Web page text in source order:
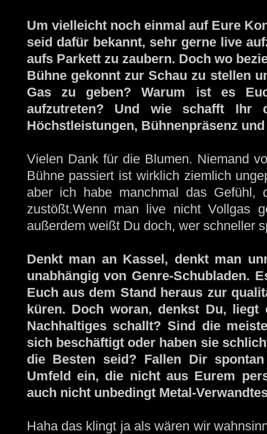
Um vielleicht noch einmal auf Eure
seid dafür bekannt, sehr gerne live
aufs Parkett zu zaubern. Doch wo
Bühne gekonnt zur Schau zu stellen
Gas zu geben? Warum ist es
aufzutreten? Und wie schafft Ihr
Höchstleistungen, Bühnenpräsenz
Vielen Dank für die Blumen. Niemand
Bühne passiert ist wirklich ziemlich
aber ich habe manchmal das Gefühl,
zustößt.Wenn man live nicht Vollgas
außerdem weißt Du doch, wer schneller
Denkt man an Kassel, denkt man
unabhängig von Genre-Schubladen.
Euch aus dem Stand heraus zur
küren. Doch woran, denkst Du,
Nachhaltiges schallt? Sind die
sich beschäftigt oder haben sie
die Besten seid? Fallen Dir
Umfeld ein, die nicht aus Eurem
auch nicht unbedingt Metal-
Haha das klingt ja als wären wir